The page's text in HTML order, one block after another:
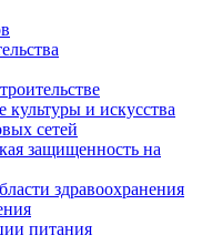
и искусства
сетей
защищенность на
здравоохранения
питания